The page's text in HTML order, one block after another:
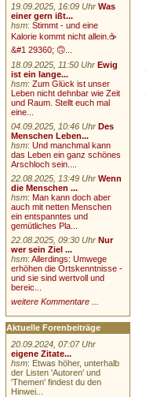
19.09.2025, 16:09 Uhr Was
einer gern ißt...
hsm:Stimmt - und eine
Kalorie kommt nicht allein.☕
&#1 29360; 🙃...
18.09.2025, 11:50 Uhr Ewig
ist ein lange...
hsm:Zum Glück ist unser
Leben nicht dehnbar wie Zeit
und Raum. Stellt euch mal
eine...
04.09.2025, 10:46 Uhr Des
Menschen Leben...
hsm:Und manchmal kann
das Leben ein ganz schönes
Arschloch sein....
22.08.2025, 13:49 Uhr Wenn
die Menschen ...
hsm:Man kann doch aber
auch mit netten Menschen
ein entspanntes und
gemütliches Pla...
22.08.2025, 09:30 Uhr Nur
wer sein Ziel ...
hsm:Allerdings: Umwege
erhöhen die Ortskenntnisse -
und sie sind wertvoll und
bereic...
weitere Kommentare ...
Aktuelle Forenbeiträge
20.09.2024, 07:07 Uhr
eigene Zitate...
hsm: Etwas höher, unterhalb
der Listen 'Autoren' und
'Themen' findest du den
Hinwei...